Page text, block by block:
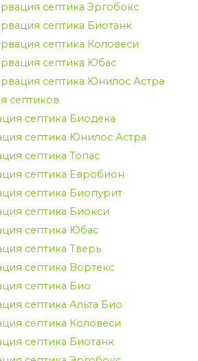
септика Эргобокс
септика Биотанк
септика Коловеси
септика Юбас
септика Юнилос Астра
септиков
септика Биодека
септика Юнилос Астра
септика Топас
септика Евробион
септика Биопурит
септика Биокси
септика Юбас
септика Тверь
септика Вортекс
септика Био
септика Альта Био
септика Коловеси
септика Биотанк